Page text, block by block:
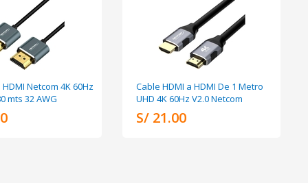
Netcom 4K 60Hz
mts 32 AWG
Cable HDMI a HDMI De 1 Metro
UHD 4K 60Hz V2.0 Netcom
S/ 21.00